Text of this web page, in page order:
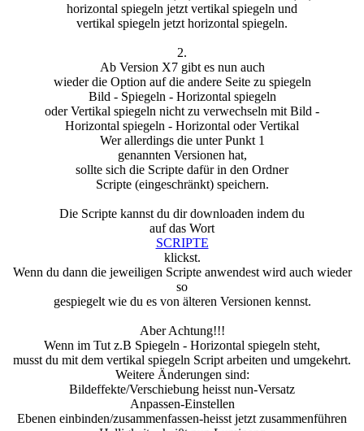
horizontal spiegeln jetzt vertikal spiegeln und
vertikal spiegeln jetzt horizontal spiegeln.
2.
Ab Version X7 gibt es nun auch
wieder die Option auf die andere Seite zu spiegeln
Bild - Spiegeln - Horizontal spiegeln
oder Vertikal spiegeln nicht zu verwechseln mit Bild -
Horizontal spiegeln - Horizontal oder Vertikal
Wer allerdings die unter Punkt 1
genannten Versionen hat,
sollte sich die Scripte dafür in den Ordner
Scripte (eingeschränkt) speichern.
Die Scripte kannst du dir downloaden indem du
auf das Wort
SCRIPTE
klickst.
Wenn du dann die jeweiligen Scripte anwendest wird auch wieder
so
gespiegelt wie du es von älteren Versionen kennst.
Aber Achtung!!!
Wenn im Tut z.B Spiegeln - Horizontal spiegeln steht,
musst du mit dem vertikal spiegeln Script arbeiten und umgekehrt.
Weitere Änderungen sind:
Bildeffekte/Verschiebung heisst nun-Versatz
Anpassen-Einstellen
Ebenen einbinden/zusammenfassen-heisst jetzt zusammenführen